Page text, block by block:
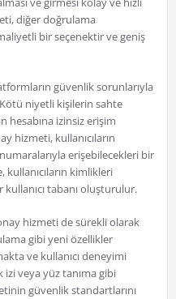
diğer doğrulama
bir seçenektir ve geniş
güvenlik sorunlarıyla
niyetli kişilerin sahte
hesabına izinsiz erişim
hizmeti, kullanıcıların
erişebilecekleri bir
kimlikleri
kullanıcı tabanı oluşturulur.
hizmeti de sürekli olarak
gibi yeni özellikler
ve kullanıcı deneyimi
veya yüz tanıma gibi
güvenlik standartlarını